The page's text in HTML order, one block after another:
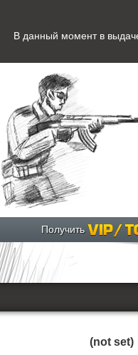
В данный момент в
Получить
(not set)